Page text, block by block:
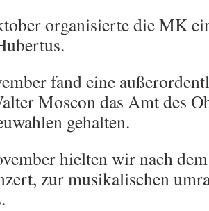
organisierte die MK
fand eine
Moscon das Amt des
gehalten.
hielten wir nach
zur musikalischen